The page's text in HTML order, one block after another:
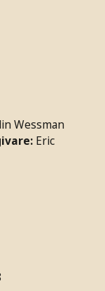
Wessman
Eric